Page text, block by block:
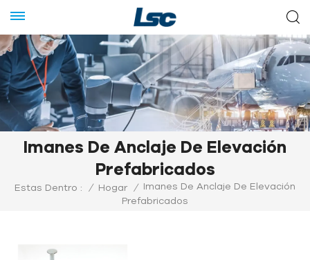
Imanes De Anclaje De Elevación
Prefabricados
Estas Dentro : / Hogar /
Imanes De Anclaje De Elevación
Prefabricados